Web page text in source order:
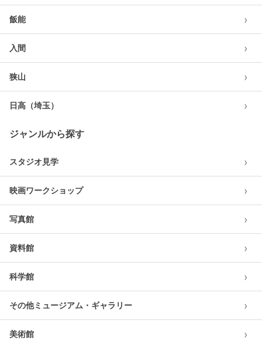
飯能 ›
入間 ›
狭山 ›
日高（埼玉） ›
ジャンルから探す
スタジオ見学 ›
映画ワークショップ ›
写真館 ›
資料館 ›
科学館 ›
その他ミュージアム・ギャラリー ›
美術館 ›